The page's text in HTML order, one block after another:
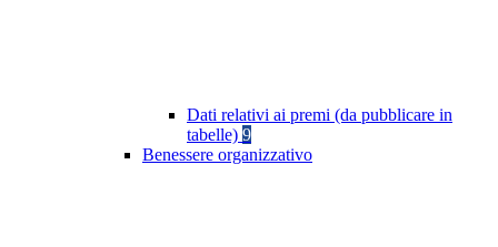
Dati relativi ai premi (da pubblicare in
tabelle) 9
Benessere organizzativo